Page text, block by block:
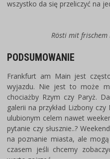
wszystko da się przeliczyć na
Rösti mit frischem
PODSUMOWANIE
Frankfurt am Main jest
wyjazdu. Nie jest to może
chociażby Rzym czy Paryż.
galerii na przykład Lizbony
ulubionym celem nawet
pytanie czy słusznie..?
na poznanie miasta, ale
czasem jeśli chcemy